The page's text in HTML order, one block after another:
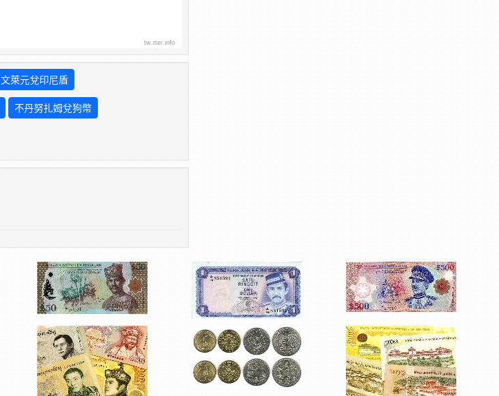
tw.rter.info
文萊元兌印尼盾
不丹努扎姆兌狗幣